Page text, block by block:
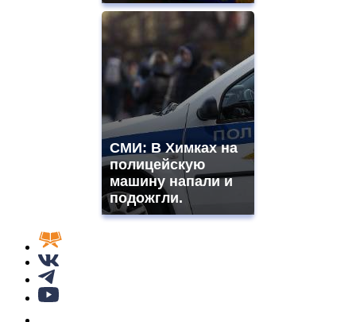
СМИ: В Химках на
полицейскую
машину напали и
подожгли.